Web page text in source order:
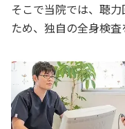
そこで当院では、聴
ため、独自の全身検査